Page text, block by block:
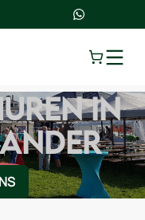
IN